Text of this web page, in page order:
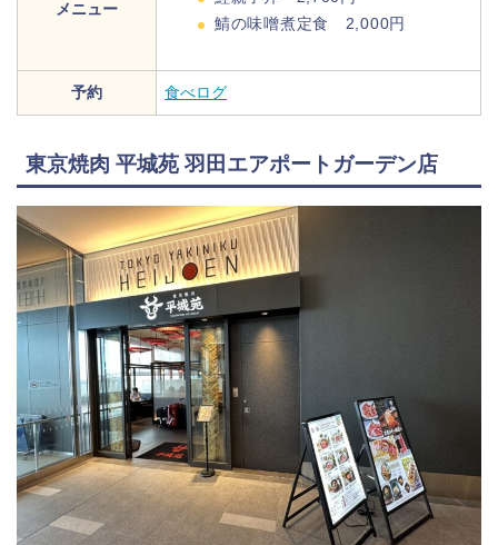
メニュー
鯖の味噌煮定食 2,000円
予約 食べログ
東京焼肉 平城苑 羽田エアポートガーデン店